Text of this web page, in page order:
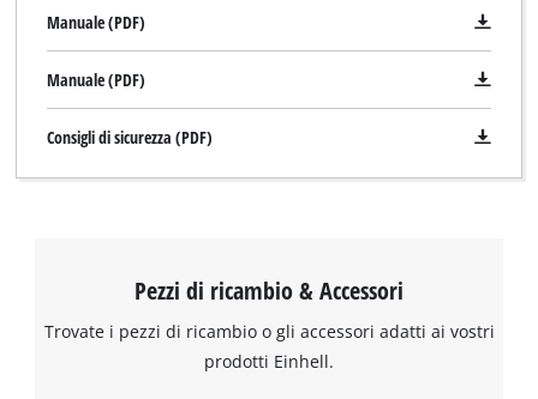
Manuale (PDF)
Manuale (PDF)
Consigli di sicurezza (PDF)
Pezzi di ricambio & Accessori
Trovate i pezzi di ricambio o gli accessori adatti ai vostri
prodotti Einhell.